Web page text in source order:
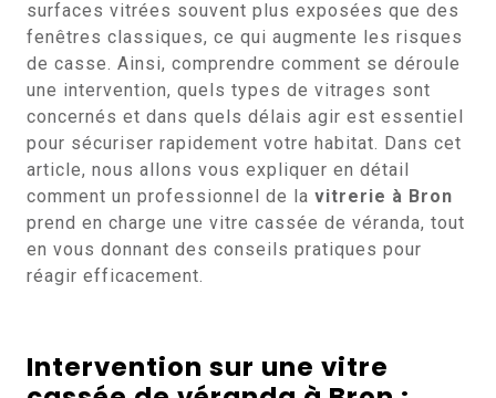
surfaces vitrées souvent plus exposées que des
fenêtres classiques, ce qui augmente les risques
de casse. Ainsi, comprendre comment se déroule
une intervention, quels types de vitrages sont
concernés et dans quels délais agir est essentiel
pour sécuriser rapidement votre habitat. Dans cet
article, nous allons vous expliquer en détail
comment un professionnel de la vitrerie à Bron
prend en charge une vitre cassée de véranda, tout
en vous donnant des conseils pratiques pour
réagir efficacement.
Intervention sur une vitre